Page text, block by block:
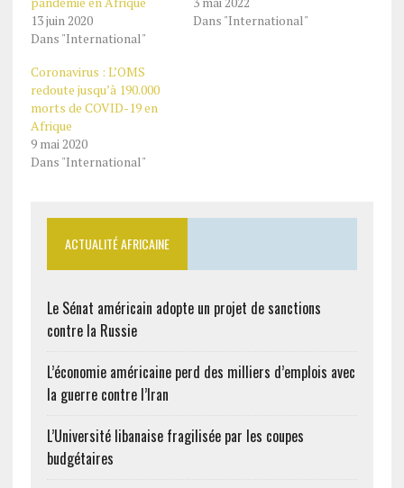
13 juin 2020
Dans "International"
Dans "International"
Coronavirus : L’OMS
redoute jusqu’à 190.000
morts de COVID-19 en
Afrique
9 mai 2020
Dans "International"
ACTUALITÉ AFRICAINE
Le Sénat américain adopte un projet de sanctions
contre la Russie
L’économie américaine perd des milliers d’emplois avec
la guerre contre l’Iran
L’Université libanaise fragilisée par les coupes
budgétaires